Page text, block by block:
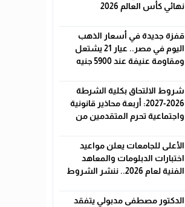
نهائي كأس العالم 2026
قفزة جديدة في أسعار الذهب
اليوم في مصر.. عيار 21 يشتعل
ومقاومة عنيفة عند 5900 جنيه
شروط الالتحاق بكلية الشرطة
2026-2027: أربعة محاذير قانونية
واجتماعية تحرم المتقدمين من
الأعلى للجامعات يعلن مواعيد
اختبارات الدبلومات والمعاهد
الفنية لعام 2026.. ننشر الشروط
الدكتور مصطفى مدبولي يتفقد